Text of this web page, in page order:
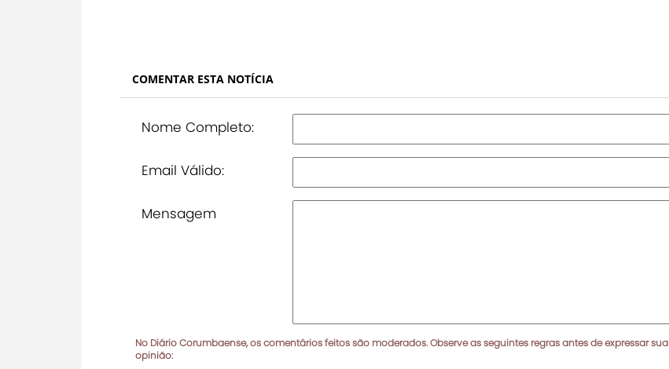
COMENTAR ESTA NOTÍCIA
Nome Completo:
Email Válido:
Mensagem
No Diário Corumbaense, os comentários feitos são moderados. Observe as seguintes regras antes de expressar sua
opinião: